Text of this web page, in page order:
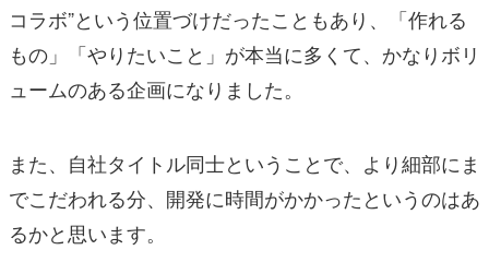
コラボ”という位置づけだったこともあり、「作れる
もの」「やりたいこと」が本当に多くて、かなりボリ
ュームのある企画になりました。
また、自社タイトル同士ということで、より細部にま
でこだわれる分、開発に時間がかかったというのはあ
るかと思います。